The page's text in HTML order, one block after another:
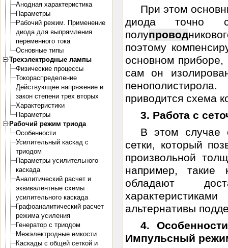
Анодная характеристика
Параметры
Рабочий режим. Применение
диода для выпрямления
переменного тока
Основные типы
Трехэлектродные лампы
Физические процессы
Токораспределение
Действующее напряжение и
закон степени трех вторых
Характеристики
Параметры
Рабочий режим триода
Особенности
Усилительный каскад с
триодом
Параметры усилительного
каскада
Аналитический расчет и
эквивалентные схемы
усилительного каскада
Графоаналитический расчет
режима усиления
Генератор с триодом
Межэлектродные емкости
Каскады с общей сеткой и
При этом
диода точно
полупровод
поэтому
основном
сам он
приводится схема
3. Работа с
В этом случае
сетки, который
произвольной
например,
обладают
альтернативы
4.
Импульсный